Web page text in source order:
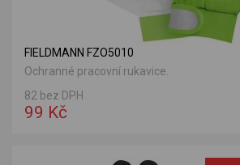
FIELDMANN FZO5010
Ochranné pracovní rukavice.
82 bez DPH
99 Kč